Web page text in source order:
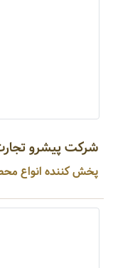
شرکت پیشرو
پخش کننده انواع